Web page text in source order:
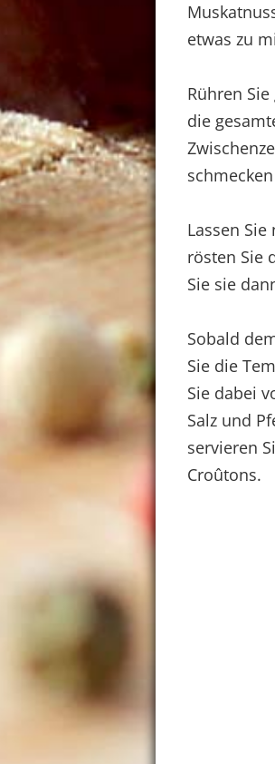
etwas zu
Rühren
die
Lassen
rösten Sie
Sie sie
Sobald
Sie die
Sie dabei
Salz und
servieren
Croûtons.